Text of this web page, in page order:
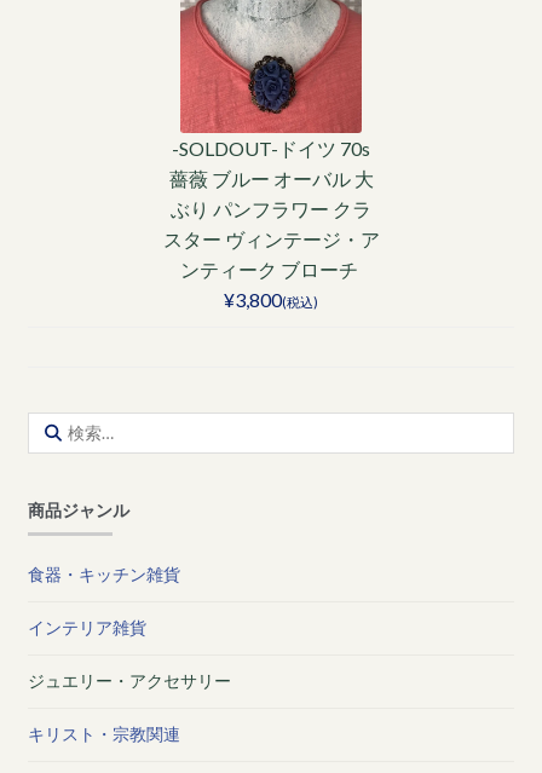
-SOLDOUT-ドイツ 70s
薔薇 ブルー オーバル 大
ぶり パンフラワー クラ
スター ヴィンテージ・ア
ンティーク ブローチ
¥3,800(税込)
索:
商品ジャンル
食器・キッチン雑貨
インテリア雑貨
ジュエリー・アクセサリー
キリスト・宗教関連